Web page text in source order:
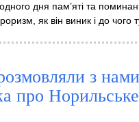
дня пам’яті та
як він виник і до чого
з
про